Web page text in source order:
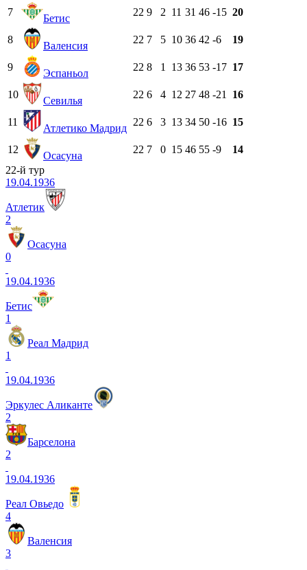
7
Бетис
22 9 2 11 31 46 -15 20
8
Валенсия
22 7 5 10 36 42 -6 19
9
Эспаньол
22 8 1 13 36 53 -17 17
10
Севилья
22 6 4 12 27 48 -21 16
11
Атлетико Мадрид
22 6 3 13 34 50 -16 15
12
Осасуна
22 7 0 15 46 55 -9
14
22-й тур
19.04.1936
Атлетик
2
Осасуна
0
19.04.1936
Бетис
1
Реал Мадрид
1
19.04.1936
Эркулес Аликанте
2
Барселона
2
19.04.1936
Реал Овьедо
4
Валенсия
3